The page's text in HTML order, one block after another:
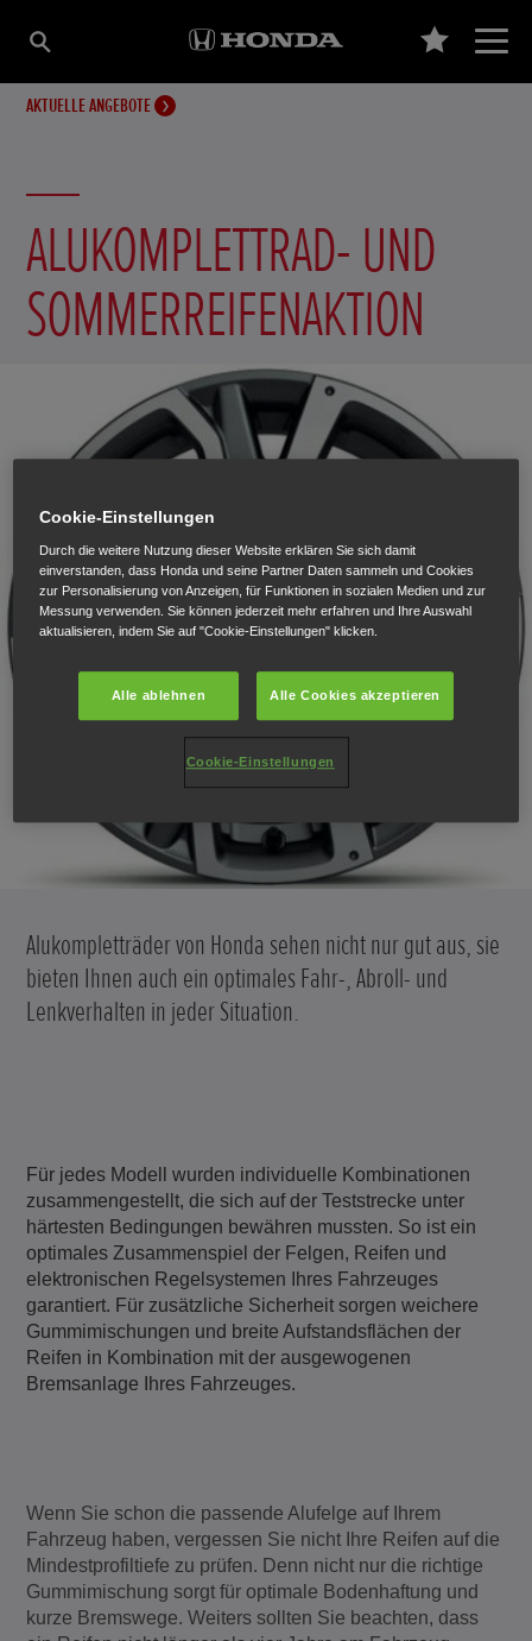
AKTUELLE ANGEBOTE
ALUKOMPLETTRAD- UND
SOMMERREIFENAKTION
Alukompletträder von Honda sehen nicht nur gut aus, sie
bieten Ihnen auch ein optimales Fahr-, Abroll- und
Lenkverhalten in jeder Situation.
Für jedes Modell wurden individuelle Kombinationen
zusammengestellt, die sich auf der Teststrecke unter
härtesten Bedingungen bewähren mussten. So ist ein
optimales Zusammenspiel der Felgen, Reifen und
elektronischen Regelsystemen Ihres Fahrzeuges
garantiert. Für zusätzliche Sicherheit sorgen weichere
Gummimischungen und breite Aufstandsflächen der
Reifen in Kombination mit der ausgewogenen
Bremsanlage Ihres Fahrzeuges.
Wenn Sie schon die passende Alufelge auf Ihrem
Fahrzeug haben, vergessen Sie nicht Ihre Reifen auf die
Mindestprofiltiefe zu prüfen. Denn nicht nur die richtige
Gummimischung sorgt für optimale Bodenhaftung und
kurze Bremswege. Weiters sollten Sie beachten, dass
Cookie-Einstellungen
Durch die weitere Nutzung dieser Website erklären Sie sich damit
einverstanden, dass Honda und seine Partner Daten sammeln und Cookies
zur Personalisierung von Anzeigen, für Funktionen in sozialen Medien und zur
Messung verwenden. Sie können jederzeit mehr erfahren und Ihre Auswahl
aktualisieren, indem Sie auf "Cookie-Einstellungen" klicken.
Alle ablehnen Alle Cookies akzeptieren
Cookie-Einstellungen